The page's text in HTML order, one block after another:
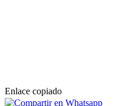
Enlace copiado